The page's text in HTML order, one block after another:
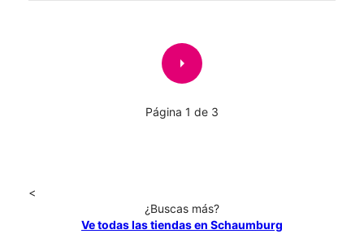
arrow_right
Página 1 de 3
<
¿Buscas más?
Ve todas las tiendas en Schaumburg